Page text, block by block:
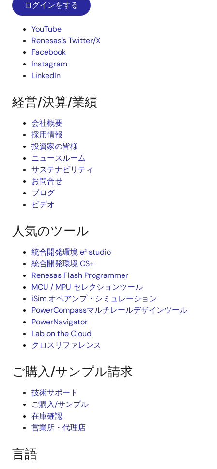
ログインをする
YouTube
Renesas’s Twitter/X
Facebook
Instagram
LinkedIn
経営/決算/業績
会社概要
採用情報
投資家の皆様
ニュースルーム
サステナビリティ
お問合せ
ブログ
ビデオ
人気のツール
統合開発環境 e² studio
統合開発環境 CS+
Renesas Flash Programmer
MCU / MPU セレクションツール
iSim オペアンプ・シミュレーション
PowerCompassマルチレールデザインツール
PowerNavigator
Lab on the Cloud
クロスリファレンス
ご購入/サンプル請求
技術サポート
ご購入/サンプル
在庫確認
営業所・代理店
言語